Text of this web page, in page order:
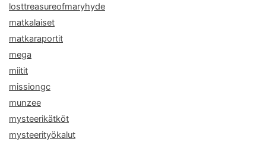
losttreasureofmaryhyde
matkalaiset
matkaraportit
mega
miitit
missiongc
munzee
mysteerikätköt
mysteerityökalut